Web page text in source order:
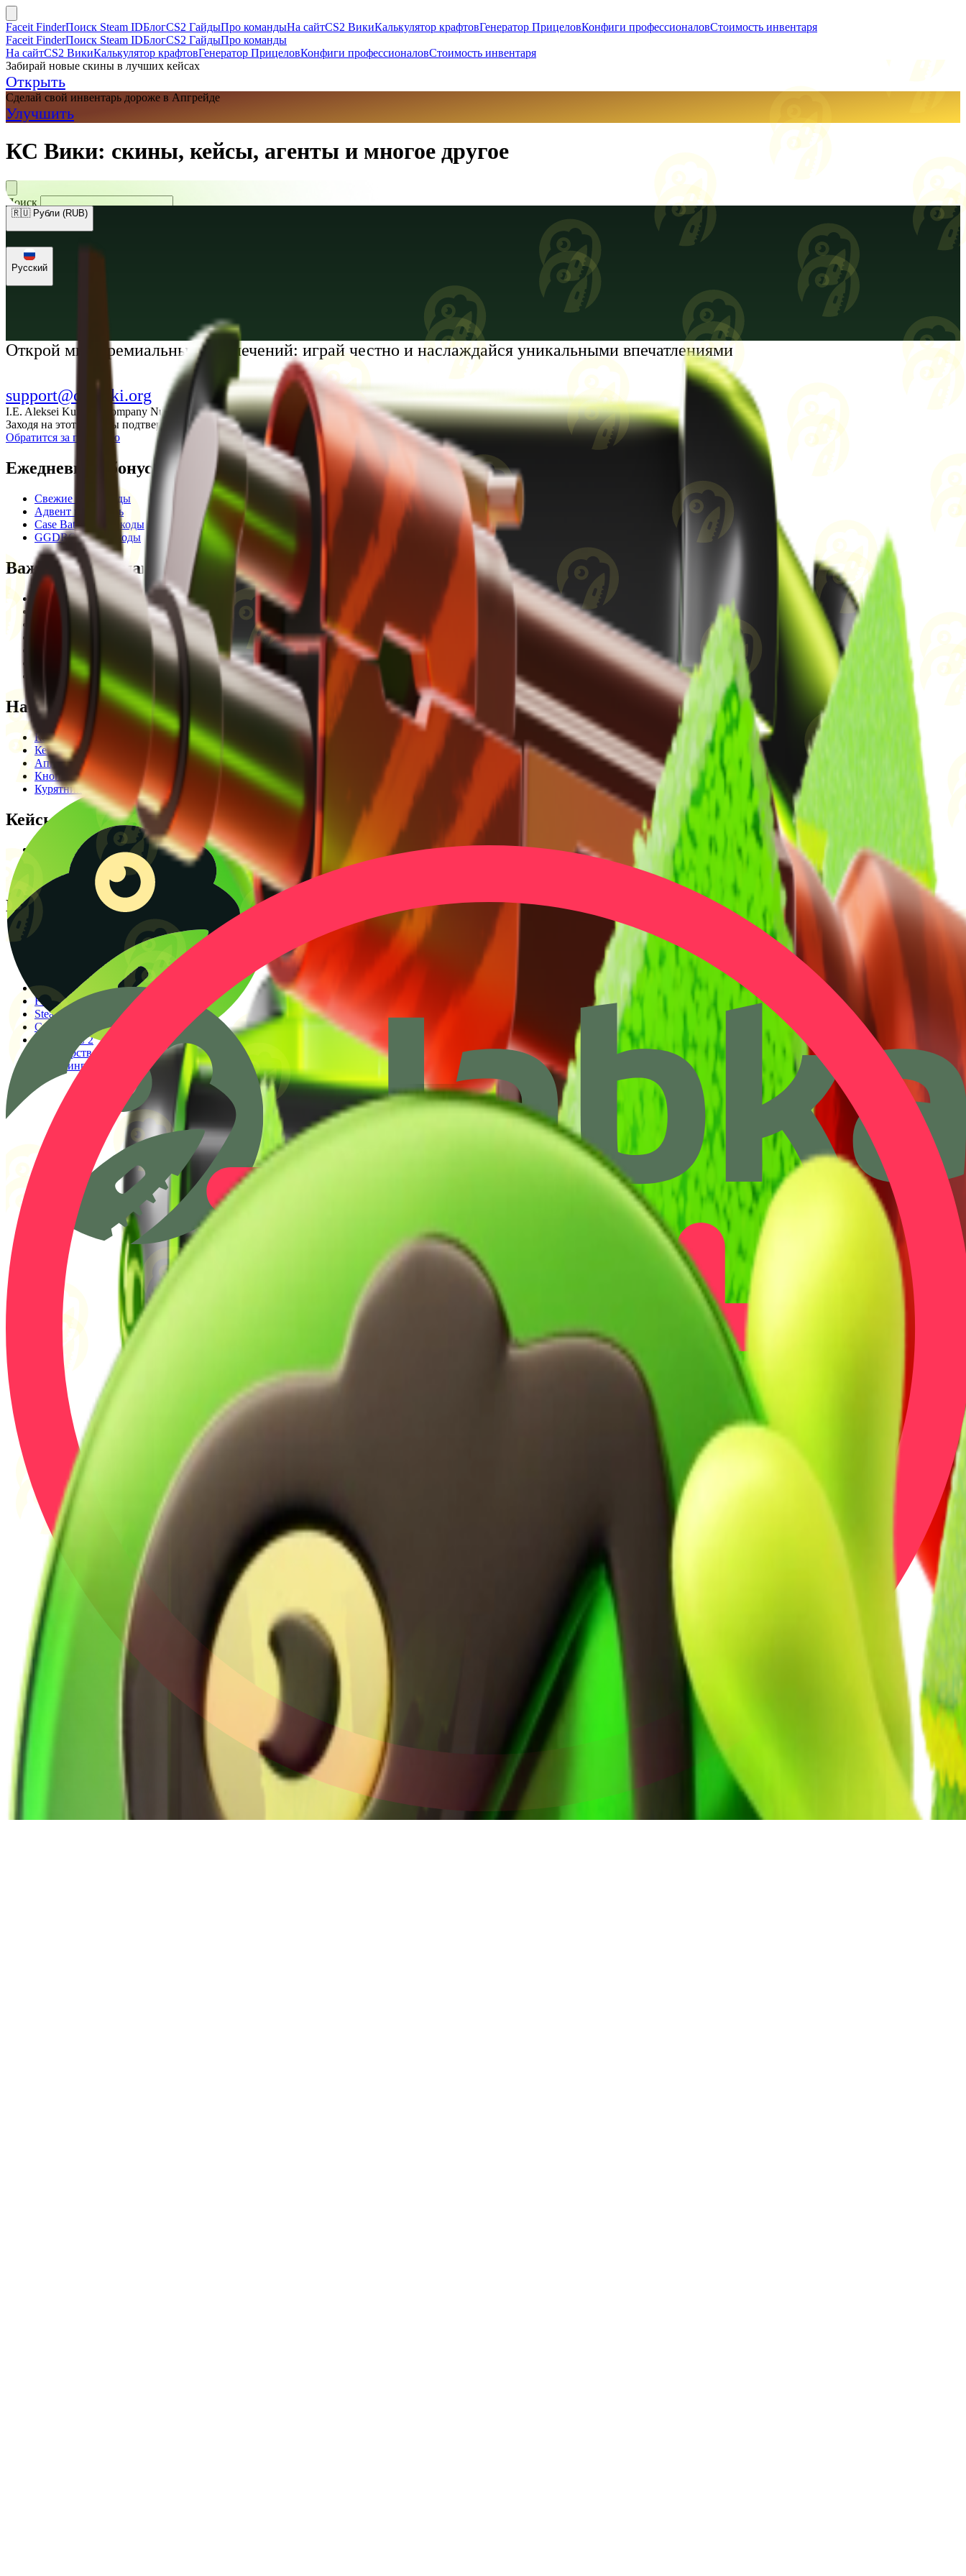
Faceit FinderПоиск Steam IDБлогCS2 ГайдыПро командыНа сайтCS2 ВикиКалькулятор крафтовГенератор ПрицеловКонфиги профессионаловСтоимость инвентаря
Faceit FinderПоиск Steam IDБлогCS2 ГайдыПро команды
На сайтCS2 ВикиКалькулятор крафтовГенератор ПрицеловКонфиги профессионаловСтоимость инвентаря
Забирай новые скины в лучших кейсах
Открыть
Сделай свой инвентарь дороже в Апгрейде
Улучшить
КС Вики: скины, кейсы, агенты и многое другое
Поиск
🇷🇺 Рубли (RUB)
Русский
Открой мир премиальных развлечений: играй честно и наслаждайся уникальными впечатлениями
support@cs-wiki.org
I.E. Aleksei Kurtkin, Company Number 300464601, Georgia, City Batumi, Zhiuli Shartava Avenue, N 32, Apartment N87, Floor N6
Заходя на этот сайт, вы подтверждаете, что вам исполнилось 18 лет. Проблемы с азартными играми?
Обратится за помощью
Ежедневные бонусы
Свежие промокоды
Адвент календарь
Case Battle промокоды
GGDROP промокоды
Важная информация
Пользовательское соглашение
Privacy Policy
Отказ от ответственности
Редакционная политика
Legal Opinion
Контакты
Наши режимы
Кейсы
Кейс батл
Апгрейд
Кнопка
Курятник
Кейсы
Кейсы КС2
Кейсы Раст
Создать КС батл
Полезное
Калькулятор крафтов
Генератор прицелов
Конфиги PRO игроков
Faceit Finder
Steam ID Finder
Стоимость инвентаря Steam
Гайды КС 2
Партнерство
Клиппинг